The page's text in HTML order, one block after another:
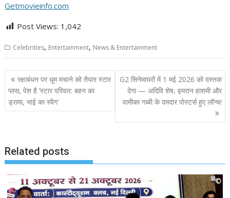
Getmovieinfo.com
Post Views: 1,042
Celebrities, Entertainment, News & Entertainment
Post
navigation
रक्षाबंधन पर धूम मचाने को तैयार स्टार
प्लस, पेश है ‘स्टार परिवार: बहन का
ड्रामा, भाई का स्वैग’
G2 सिनेमाघरों में 1 मई 2026 को दस्तक
देगा — अदिवि शेष, इमरान हाशमी और
वामीका गब्बी के दमदार पोस्टर्स हुए लॉन्च!
Related posts